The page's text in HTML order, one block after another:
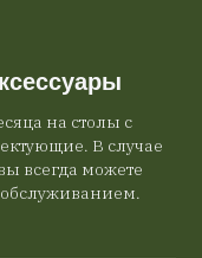
на столы с
В случае
всегда можете
обслуживанием.